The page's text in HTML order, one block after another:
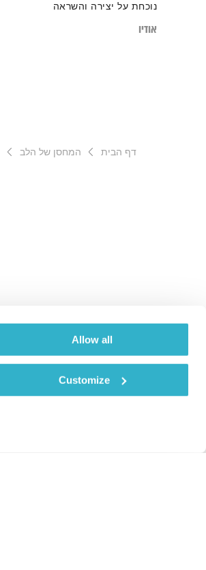
Allow all
Customize
נוכחת על יצירה והשראה
אודיו
דף הבית המחסן של הלב